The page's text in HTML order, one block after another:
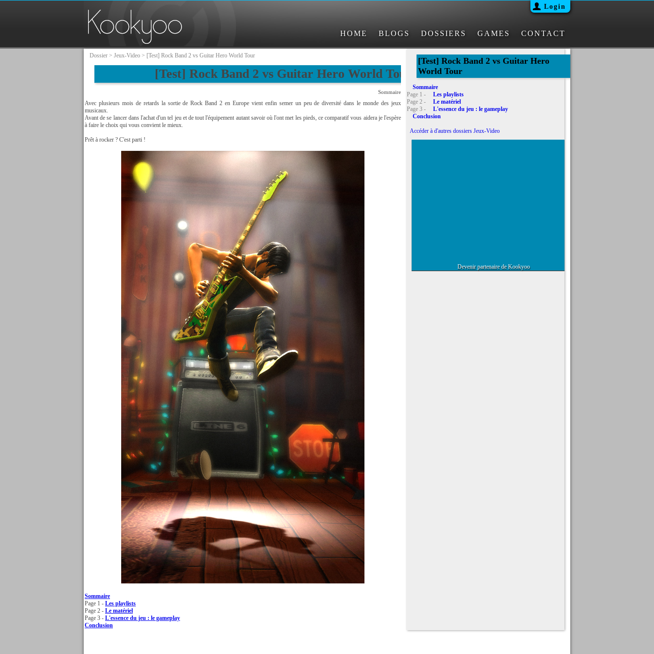
Login
HOME BLOGS DOSSIERS GAMES CONTACT
Dossier > Jeux-Video > [Test] Rock Band 2 vs Guitar Hero World Tour
[Test] Rock Band 2 vs Guitar Hero World Tour
Sommaire
Avec plusieurs mois de retards la sortie de Rock Band 2 en Europe vient enfin semer un peu de diversité dans le monde des jeux
musicaux.
Avant de se lancer dans l'achat d'un tel jeu et de tout l'équipement autant savoir où l'ont met les pieds, ce comparatif vous aidera je l'espère
à faire le choix qui vous convient le mieux.
Prêt à rocker ? C'est parti !
Sommaire
Page 1 - Les playlists
Page 2 - Le matériel
Page 3 - L'essence du jeu : le gameplay
Conclusion
[Test] Rock Band 2 vs Guitar Hero
World Tour
Sommaire
Page 1 -
Les playlists
Page 2 -
Le matériel
Page 3 -
L'essence du jeu : le gameplay
Conclusion
Accéder à d'autres dossiers Jeux-Video
Devenir partenaire de Kookyoo